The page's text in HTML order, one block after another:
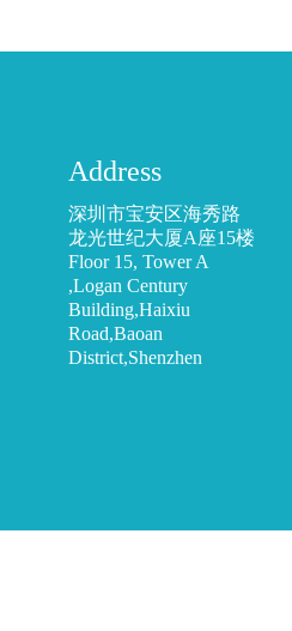
Address
深圳市宝安区海秀路
龙光世纪大厦A座15楼
Floor 15, Tower A
,Logan Century
Building,Haixiu
Road,Baoan
District,Shenzhen